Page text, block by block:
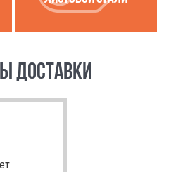
ДОСТАВКИ